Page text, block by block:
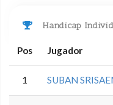
Handicap
Pos Jugador
1 SUBAN